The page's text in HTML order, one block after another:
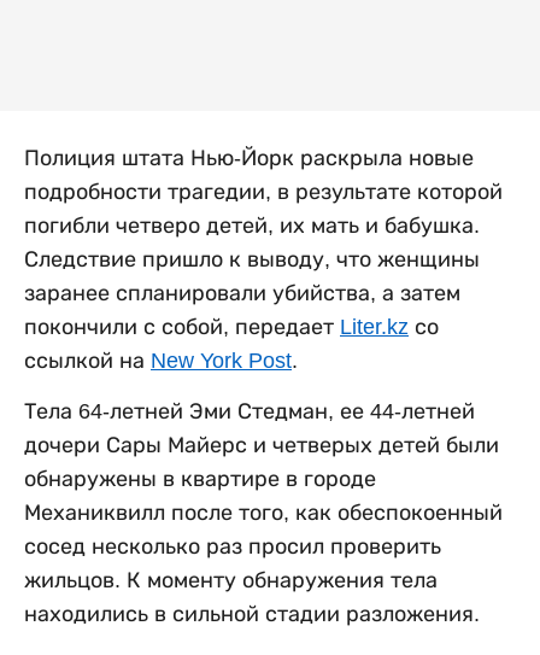
Полиция штата Нью-Йорк раскрыла новые
подробности трагедии, в результате которой
погибли четверо детей, их мать и бабушка.
Следствие пришло к выводу, что женщины
заранее спланировали убийства, а затем
покончили с собой, передает Liter.kz со
ссылкой на New York Post.
Тела 64-летней Эми Стедман, ее 44-летней
дочери Сары Майерс и четверых детей были
обнаружены в квартире в городе
Механиквилл после того, как обеспокоенный
сосед несколько раз просил проверить
жильцов. К моменту обнаружения тела
находились в сильной стадии разложения.